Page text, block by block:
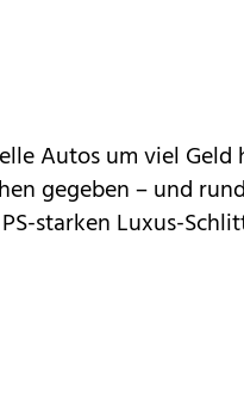
Autos um viel
gegeben – und
starken Luxus-